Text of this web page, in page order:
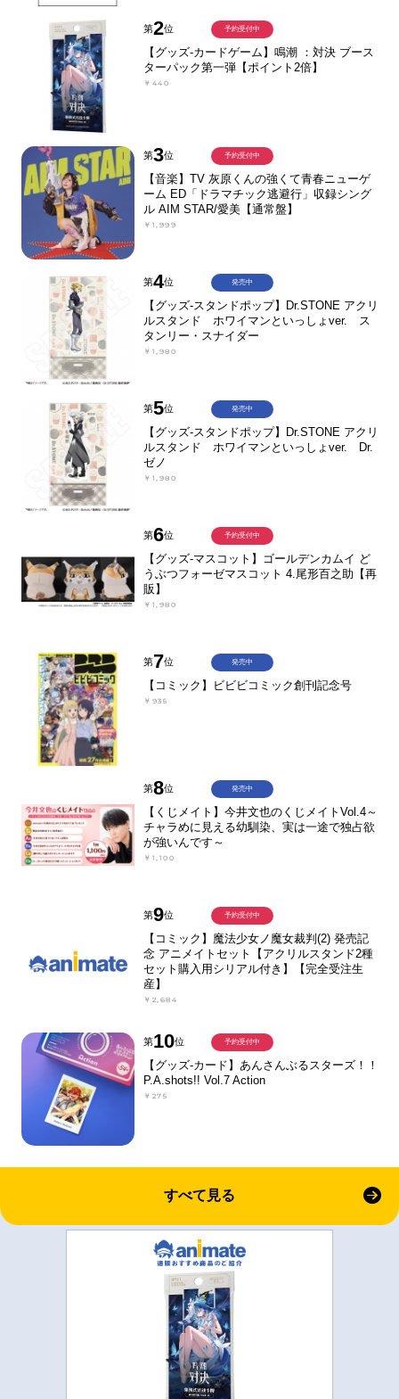
第2位
【グッズ-カードゲーム】鳴潮 ：対決 ブース
ターパック第一弾【ポイント2倍】
￥440
予約受付中
第3位
【音楽】TV 灰原くんの強くて青春ニューゲ
ーム ED「ドラマチック逃避行」収録シング
ル AIM STAR/愛美【通常盤】
￥1,999
予約受付中
第4位
【グッズ-スタンドポップ】Dr.STONE アクリ
ルスタンド ホワイマンといっしょver. ス
タンリー・スナイダー
￥1,980
発売中
第5位
【グッズ-スタンドポップ】Dr.STONE アクリ
ルスタンド ホワイマンといっしょver. Dr.
ゼノ
￥1,980
発売中
第6位
【グッズ-マスコット】ゴールデンカムイ ど
うぶつフォーゼマスコット 4.尾形百之助【再
販】
￥1,980
予約受付中
第7位
【コミック】ビビビコミック創刊記念号
￥935
発売中
第8位
【くじメイト】今井文也のくじメイトVol.4～
チャラめに見える幼馴染、実は一途で独占欲
が強いんです～
￥1,100
発売中
第9位
【コミック】魔法少女ノ魔女裁判(2) 発売記
念 アニメイトセット【アクリルスタンド2種
セット購入用シリアル付き】【完全受注生
産】
￥2,684
予約受付中
第10位
【グッズ-カード】あんさんぶるスターズ！！
P.A.shots!! Vol.7 Action
￥275
予約受付中
すべて見る